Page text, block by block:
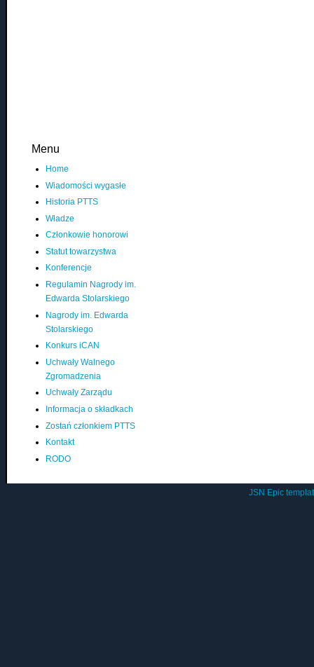
Menu
Home
Wiadomości wygasłe
Historia PTTS
Władze
Członkowie honorowi
Statut towarzystwa
Konferencje
Regulamin Nagrody im.
Edwarda Stolarskiego
Nagrody im. Edwarda
Stolarskiego
Konkurs iCAN
Uchwały Walnego
Zgromadzenia
Uchwały Zarządu
Informacja o składkach
Zostań członkiem PTTS
Kontakt
RODO
JSN Epic